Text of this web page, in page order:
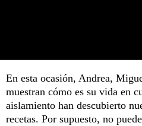
En esta ocasión, Andrea,
muestran cómo es su vida en
aislamiento han descubierto
recetas. Por supuesto, no